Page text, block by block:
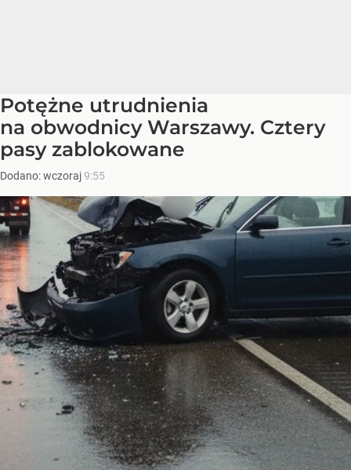
Potężne utrudnienia
na obwodnicy Warszawy. Cztery
pasy zablokowane
Dodano:wczoraj9:55